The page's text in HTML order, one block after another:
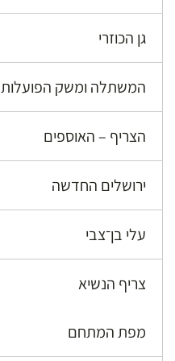
גן הכוזרי
המשתלה ומשק הפועלות
הצריף – האוספים
ירושלים החדשה
עלי בן־צבי
צריף הנשיא
מפת המתחם